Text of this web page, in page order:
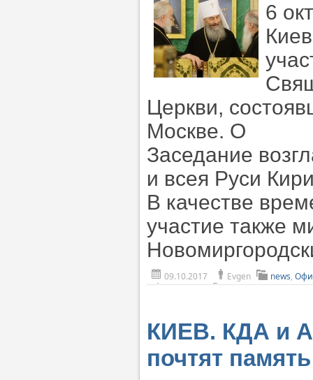
6
Церкви,
Москве. О
Заседание
и всея Руси
В качестве
участие также
09.10.2017 Evgen news,
КИЕВ. КДА и
почтят